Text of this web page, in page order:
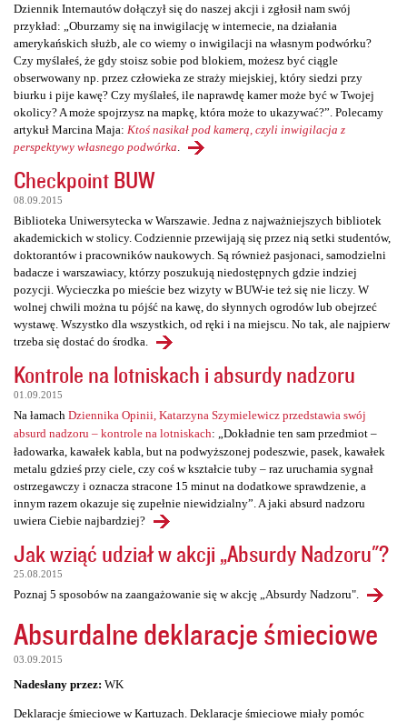
Dziennik Internautów dołączył się do naszej akcji i zgłosił nam swój
przykład: „Oburzamy się na inwigilację w internecie, na działania
amerykańskich służb, ale co wiemy o inwigilacji na własnym podwórku?
Czy myślałeś, że gdy stoisz sobie pod blokiem, możesz być ciągle
obserwowany np. przez człowieka ze straży miejskiej, który siedzi przy
biurku i pije kawę? Czy myślałeś, ile naprawdę kamer może być w Twojej
okolicy? A może spojrzysz na mapkę, która może to ukazywać?”. Polecamy
artykuł Marcina Maja: Ktoś nasikał pod kamerą, czyli inwigilacja z
perspektywy własnego podwórka
Checkpoint BUW
08.09.2015
Biblioteka Uniwersytecka w Warszawie. Jedna z najważniejszych bibliotek
akademickich w stolicy. Codziennie przewijają się przez nią setki studentów,
doktorantów i pracowników naukowych. Są również pasjonaci, samodzielni
badacze i warszawiacy, którzy poszukują niedostępnych gdzie indziej
pozycji. Wycieczka po mieście bez wizyty w BUW-ie też się nie liczy. W
wolnej chwili można tu pójść na kawę, do słynnych ogrodów lub obejrzeć
wystawę. Wszystko dla wszystkich, od ręki i na miejscu. No tak, ale najpierw
trzeba się dostać do środka.
Kontrole na lotniskach i absurdy nadzoru
01.09.2015
Na łamach Dziennika Opinii, Katarzyna Szymielewicz przedstawia swój
absurd nadzoru – kontrole na lotniskach: „Dokładnie ten sam przedmiot –
ładowarka, kawałek kabla, but na podwyższonej podeszwie, pasek, kawałek
metalu gdzieś przy ciele, czy coś w kształcie tuby – raz uruchamia sygnał
ostrzegawczy i oznacza stracone 15 minut na dodatkowe sprawdzenie, a
innym razem okazuje się zupełnie niewidzialny”. A jaki absurd nadzoru
uwiera Ciebie najbardziej?
Jak wziąć udział w akcji „Absurdy Nadzoru"?
25.08.2015
Poznaj 5 sposobów na zaangażowanie się w akcję „Absurdy Nadzoru".
Absurdalne deklaracje śmieciowe
03.09.2015
Nadesłany przez: WK
Deklaracje śmieciowe w Kartuzach. Deklaracje śmieciowe miały pomóc